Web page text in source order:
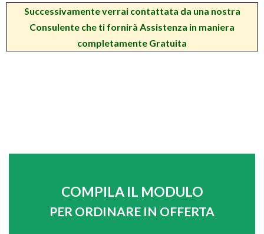
Successivamenteverrai contattata da una nostra
Consulente che ti fornirà Assistenza in maniera
completamente Gratuita
COMPILA IL MODULO
PER ORDINARE IN OFFERTA